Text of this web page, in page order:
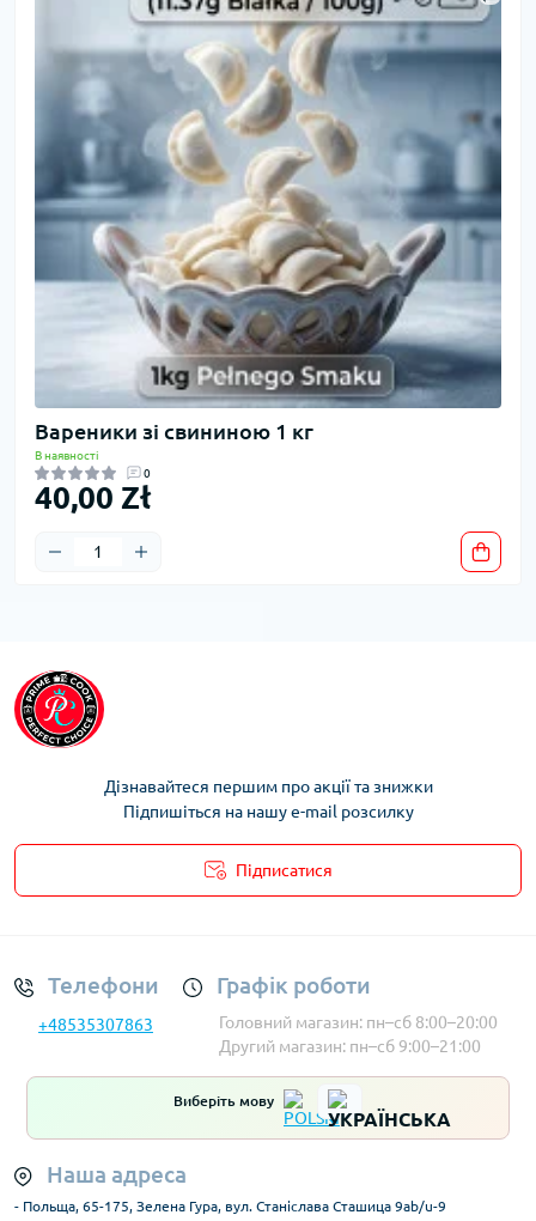
Вареники зі свининою 1 кг
В наявності
0
40,00 Zł
Дізнавайтеся першим про акції та знижки
Підпишіться на нашу e-mail розсилку
Підписатися
Телефони
+48535307863
Графік роботи
Головний магазин: пн–сб 8:00–20:00
Другий магазин: пн–сб 9:00–21:00
Виберіть мову
Наша адреса
- Польща, 65-175, Зелена Гура, вул. Станіслава Сташица 9ab/u-9